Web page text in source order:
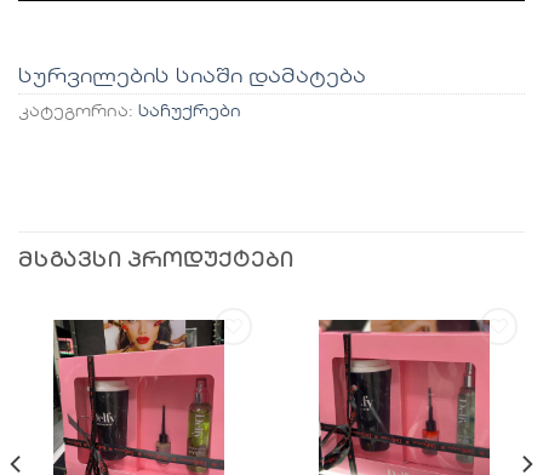
სურვილების სიაში დამატება
კატეგორია: საჩუქრები
ᲛᲡᲒᲐᲕᲡᲘ ᲞᲠᲝᲓᲣᲥᲢᲔᲑᲘ
სიაში
დამატება
სურვილების
სიაში
დამატება